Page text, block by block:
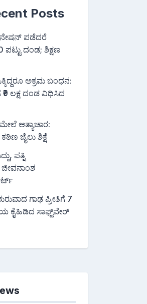
Posts
ಪಡೆದರೆ
ಪಟ್ಟು ದಂಡ; ಶಿಕ್ಷಣ
ಅಕ್ರಮ ಬಂಧನ:
ಲಕ್ಷ ದಂಡ ವಿಧಿಸಿದ
ಅತ್ಯಾಚಾರ:
ಜೈಲು ಶಿಕ್ಷೆ
ಪತ್ನಿ
ಗಾಢ ಪ್ರೀತಿಗೆ 7
ಕೈಹಿಡಿದ ಸಾಫ್ಟ್‌ವೇರ್